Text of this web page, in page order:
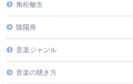
角松敏生
陰陽座
音楽ジャンル
音楽の聴き方